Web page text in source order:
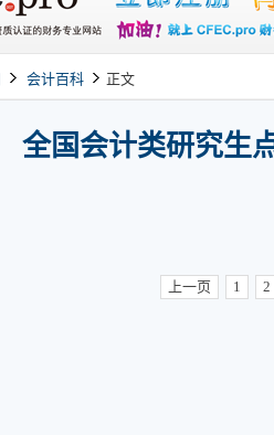
会计百科 正文
全国会计类研究生
上一页 1 2